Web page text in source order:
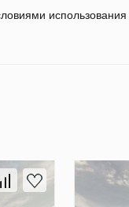
использования